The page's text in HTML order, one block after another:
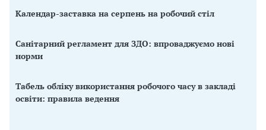
Календар-заставка на серпень на робочий стіл
Санітарний регламент для ЗДО: впроваджуємо нові
норми
Табель обліку використання робочого часу в закладі
освіти: правила ведення